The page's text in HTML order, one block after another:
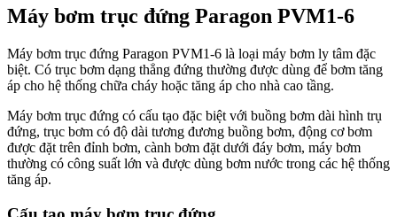
Máy bơm trục đứng Paragon PVM1-6
Máy bơm trục đứng Paragon PVM1-6 là loại máy bơm ly tâm đặc
biệt. Có trục bơm dạng thẳng đứng thường được dùng để bơm tăng
áp cho hệ thống chữa cháy hoặc tăng áp cho nhà cao tầng.
Máy bơm trục đứng có cấu tạo đặc biệt với buồng bơm dài hình trụ
đứng, trục bơm có độ dài tương đương buồng bơm, động cơ bơm
được đặt trên đỉnh bơm, cành bơm đặt dưới đáy bơm, máy bơm
thường có công suất lớn và được dùng bơm nước trong các hệ thống
tăng áp.